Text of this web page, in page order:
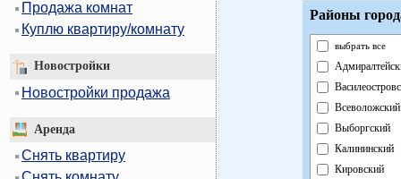
Продажа комнат
Куплю квартиру/комнату
Новостройки
Новостройки продажа
Аренда
Снять квартиру
Районы
выбрать все
Всеволожский
Выборгский
Калининский
Кировский